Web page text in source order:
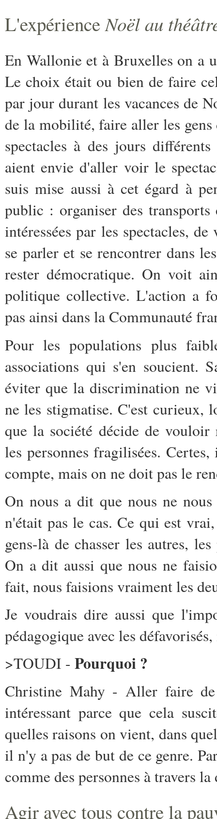
L'expérienceNoël au
En Wallonie et à Bruxelles on a
Le choix était ou bien de faire
par jour durant les vacances de
de la mobilité, faire aller les
spectacles à des jours
aient envie d'aller voir le
suis mise aussi à cet égard à
public : organiser des
intéressées par les spectacles,
se parler et se rencontrer dans
rester démocratique. On voit
politique collective. L'action a
pas ainsi dans la Communauté
Pour les populations plus
associations qui s'en soucient.
éviter que la discrimination ne
ne les stigmatise. C'est curieux,
que la société décide de vouloir
les personnes fragilisées.
compte, mais on ne doit pas le
On nous a dit que nous ne
n'était pas le cas. Ce qui est
gens-là de chasser les autres,
On a dit aussi que nous ne
fait, nous faisions vraiment les
Je voudrais dire aussi que
pédagogique avec les
>TOUDI - Pourquoi ?
Christine Mahy - Aller faire de
intéressant parce que cela
quelles raisons on vient, dans
il n'y a pas de but de ce genre.
comme des personnes à travers la
Agir avec tous contre la